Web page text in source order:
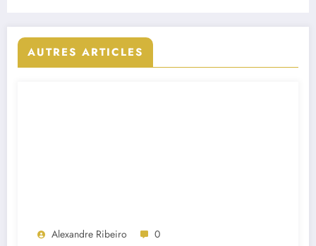
AUTRES ARTICLES
Alexandre Ribeiro 0